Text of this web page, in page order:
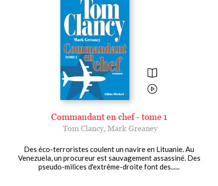
Commandant en chef - tome 1
Tom Clancy, Mark Greaney
Des éco-terroristes coulent un navire en Lituanie. Au
Venezuela, un procureur est sauvagement assassiné. Des
pseudo-milices d'extrême-droite font des......